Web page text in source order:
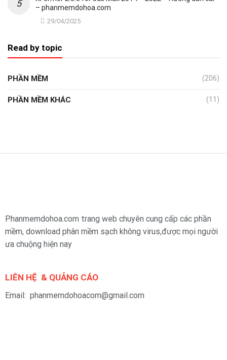
– phanmemdohoa.com
29/04/2025
Read by topic
PHẦN MỀM (206)
PHẦN MỀM KHÁC (11)
Phanmemdohoa.com trang web chuyên cung cấp các phần
mềm, download phân mềm sạch không virus,được mọi người
ưa chuộng hiện nay
LIÊN HỆ & QUẢNG CÁO
Email: phanmemdohoacom@gmail.com